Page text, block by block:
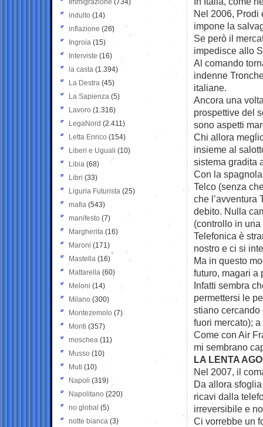
Nel 2006, Prodi
impone la
Se però il
impedisce allo
Al comando
indenne
italiane.
Ancora una
prospettive del
sono aspetti
Chi allora
insieme al
sistema gradita
Con la
Telco (senza
che l’avventura
debito. Nulla
(controllo in
Telefonica è
nostro e ci si
Ma in questo
futuro, magari a
Infatti sembra
permettersi le
stiano cercando
fuori mercato);
Come con Air
mi sembrano
LA LENTA
Nel 2007, il
Da allora
ricavi dalla
irreversibile e
Ci vorrebbe un
Immigrazione (734)
indulto (14)
inflazione (26)
Ingroia (15)
Interviste (16)
la casta (1.394)
La Destra (45)
La Sapienza (5)
Lavoro (1.316)
LegaNord (2.411)
Letta Enrico (154)
Liberi e Uguali (10)
Libia (68)
Libri (33)
Liguria Futurista (25)
mafia (543)
manifesto (7)
Margherita (16)
Maroni (171)
Mastella (16)
Mattarella (60)
Meloni (14)
Milano (300)
Montezemolo (7)
Monti (357)
moschea (11)
Musso (10)
Muti (10)
Napoli (319)
Napolitano (220)
no global (5)
notte bianca (3)